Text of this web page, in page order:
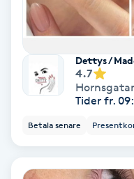
Ombre
Ombre brows
Ombre naglar
Optiker
Ortobionomi
Dettys /
4.7
Tider fr.
Betala senare